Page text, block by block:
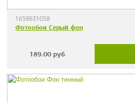
1658631058
Фотообои Серый фон
189.00 руб